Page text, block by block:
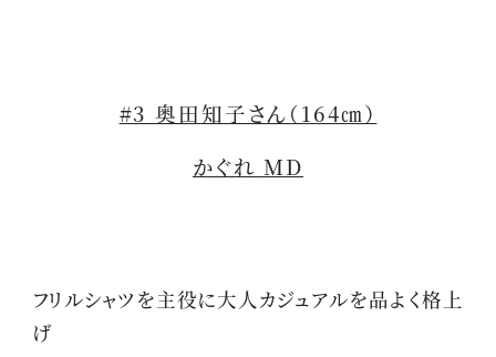
#3 奥田知子さん（164㎝）
かぐれ MD
フリルシャツを主役に大人カジュアルを品よく格上
げ